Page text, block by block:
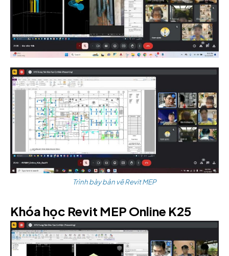
Trình bày bản vẽ Revit MEP
Khóa học Revit MEP Online K25